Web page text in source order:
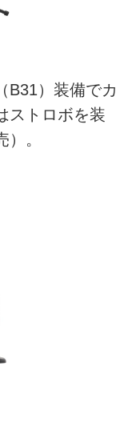
B31）装備でカ
ストロボを装
。